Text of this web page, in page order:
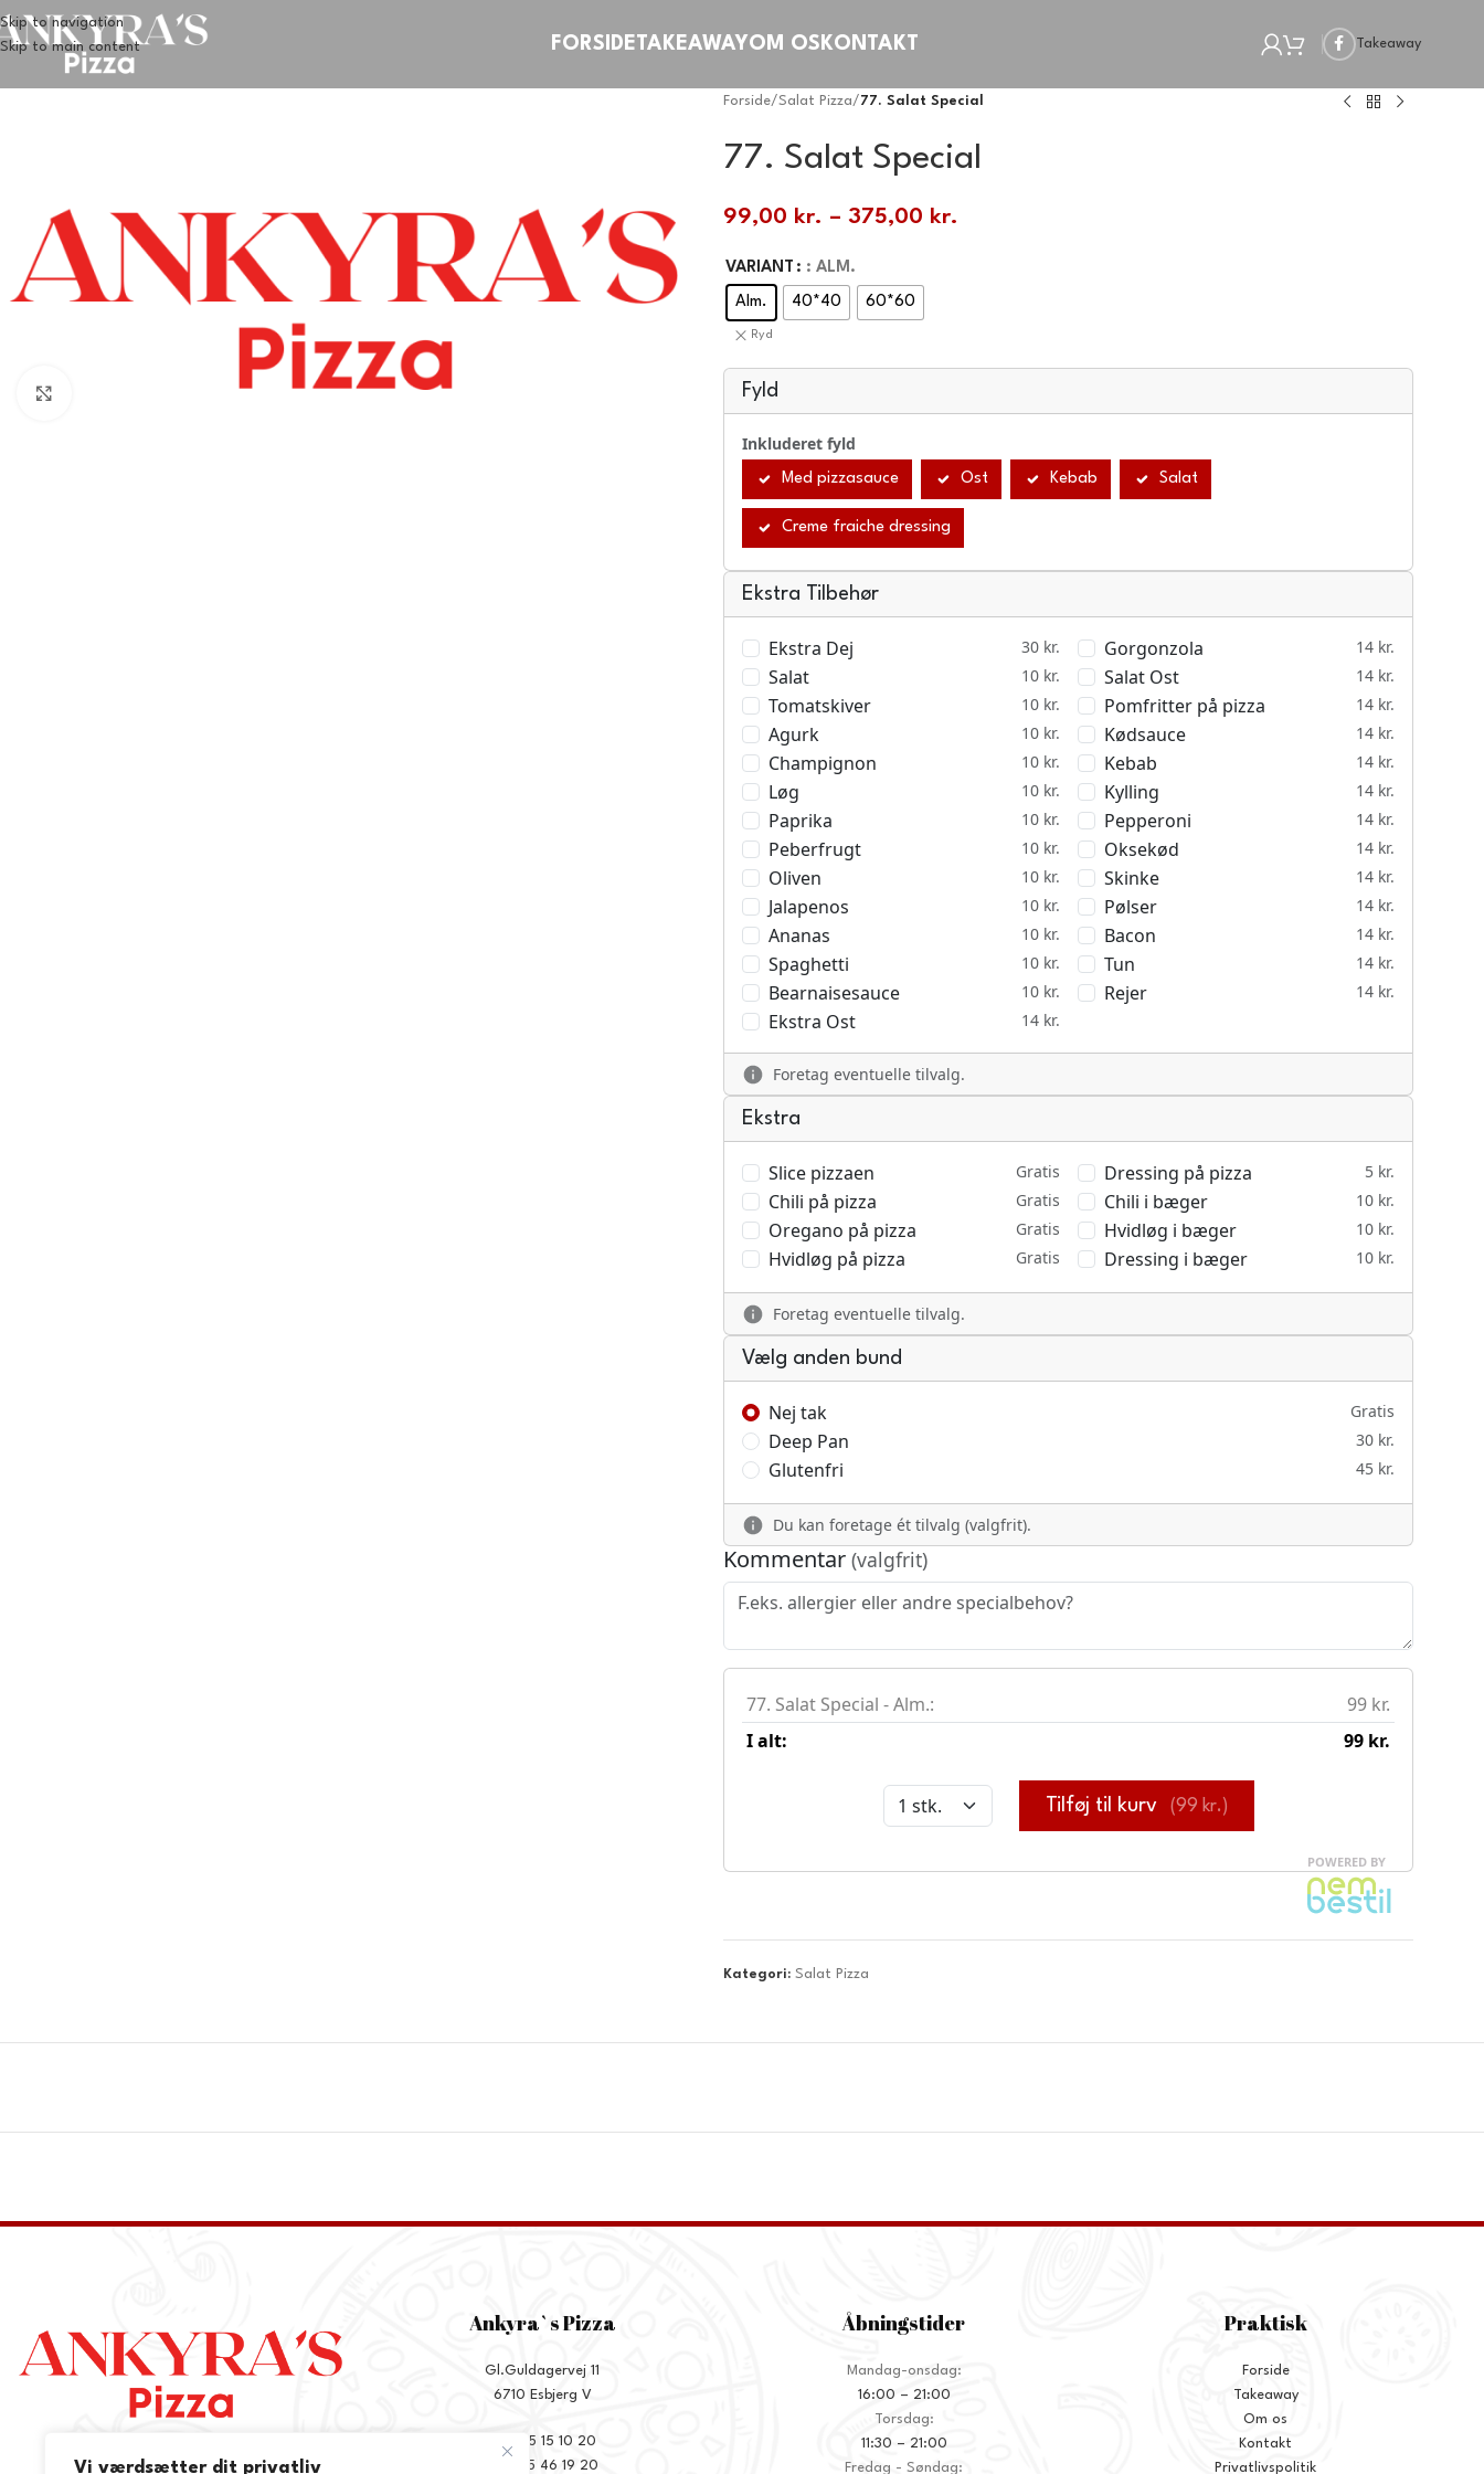
Vi værdsætter dit privatliv
Skip to navigation
Skip to main content
FORSIDETAKEAWAYOM OS KONTAKT Takeaway
Forside/Salat Pizza/77. Salat Special
77. Salat Special
99,00 kr. – 375,00 kr.
VARIANT : ALM.
Alm. 40*40 60*60
Ryd
Kategori: Salat Pizza
Ankyra`s Pizza
Gl.Guldagervej 11
6710 Esbjerg V
+45 75 15 10 20
+45 75 46 19 20
Åbningstider
Mandag-onsdag:
16:00 – 21:00
Torsdag:
11:30 – 21:00
Fredag - Søndag:
Praktisk
Forside
Takeaway
Om os
Kontakt
Privatlivspolitik